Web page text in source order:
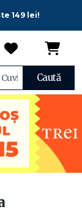
149 lei!
Caută